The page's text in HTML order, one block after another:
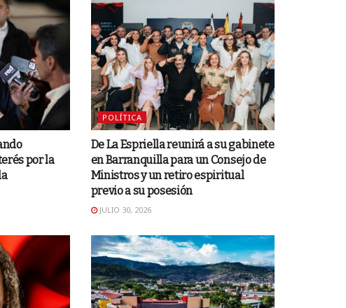
por la
POLÍTICA
De La Espriella reunirá a su gabinete
en Barranquilla para un Consejo de
Ministros y un retiro espiritual
previo a su posesión
JULIO 30, 2026